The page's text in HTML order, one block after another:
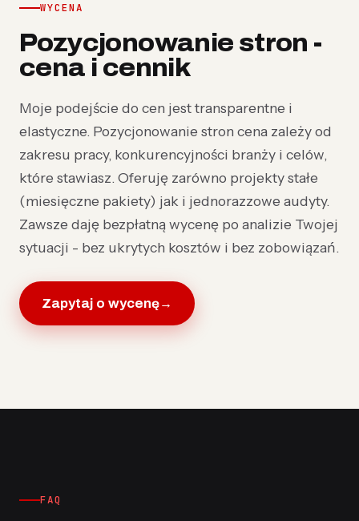
WYCENA
Pozycjonowanie stron -
cena i cennik
Moje podejście do cen jest transparentne i
elastyczne. Pozycjonowanie stron cena zależy od
zakresu pracy, konkurencyjności branży i celów,
które stawiasz. Oferuję zarówno projekty stałe
(miesięczne pakiety) jak i jednorazzowe audyty.
Zawsze daję bezpłatną wycenę po analizie Twojej
sytuacji - bez ukrytych kosztów i bez zobowiązań.
Zapytaj o wycenę→
FAQ